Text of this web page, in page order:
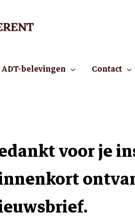
ADT-belevingen Contact
Cart
voor je